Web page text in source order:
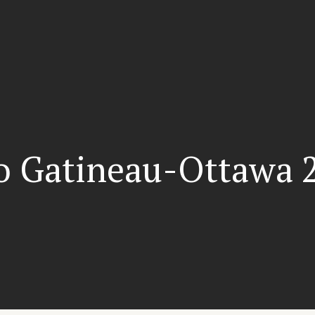
Gatineau-Ottawa